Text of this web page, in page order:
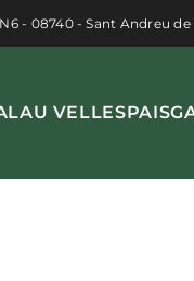
- 08740 - Sant Andreu
VELLESPAIS